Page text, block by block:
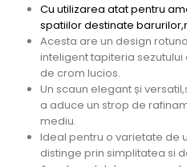
Cu utilizarea atat pentru
spatiilor destinate
Acesta are un design
inteligent tapiteria
de crom lucios.
Un scaun elegant și
a aduce un strop de
mediu.
Ideal pentru o varietate de
distinge prin simplitatea si